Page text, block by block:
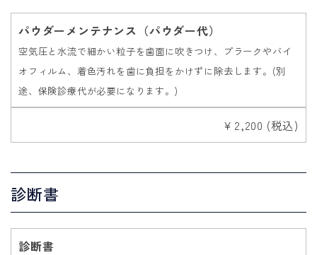
パウダーメンテナンス（パウダー代）
空気圧と水流で細かい粒子を歯面に吹きつけ、プラークやバイ
オフィルム、着色汚れを歯に負担をかけずに除去します。(別
途、保険診療代が必要になります。)
￥2,200 (税込)
診断書
診断書